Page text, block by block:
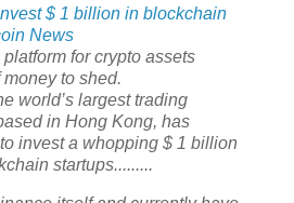
$ 1 billion in blockchain
News
for crypto assets
to shed.
world’s largest trading
in Hong Kong, has
invest a whopping $ 1 billion
startups.........